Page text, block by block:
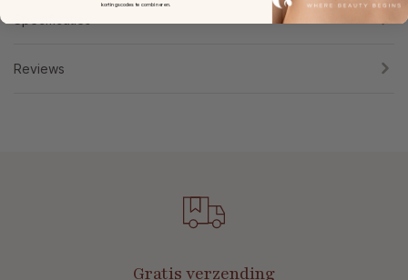
Reviews
Gratis verzending
kortingscodes te combineren.